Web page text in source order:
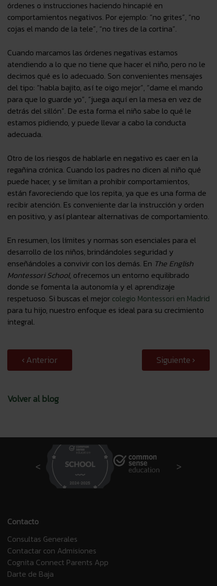
órdenes o instrucciones haciendo hincapié en
comportamientos negativos. Por ejemplo: “no grites”, “no
cojas el mando de la tele”, “no tires de la cortina”.
Cuando marcamos las órdenes negativas estamos
atendiendo a lo que no tiene que hacer el niño, pero no le
decimos qué es lo adecuado. Son convenientes mensajes
del tipo: “habla bajito, así te oigo mejor”, “dame el mando
para que lo guarde yo”, “juega aquí en la mesa en vez de
detrás del sillón”. De esta forma el niño sabe lo qué le
estamos pidiendo, y puede llevar a cabo la conducta
adecuada.
Otro de los riesgos de hablarle en negativo es caer en la
regañina crónica. Cuando los padres no dicen al niño qué
puede hacer, y se limitan a prohibir comportamientos,
están favoreciendo que los repita, ya que es una forma de
recibir atención. Es conveniente dar la instrucción y orden
en positivo, y así plantear alternativas de comportamiento.
En resumen, los límites y normas son esenciales para el
desarrollo de los niños, brindándoles seguridad y
enseñándoles a convivir con los demás. En The English
Montessori School, ofrecemos un entorno equilibrado
donde se fomenta la autonomía y el aprendizaje
respetuoso. Si buscas el mejor colegio Montessori en Madrid
para tu hijo, nuestro enfoque es ideal para su crecimiento
integral.
Anterior Siguiente
Volver al blog
Contacto
Consultas Generales
Contactar con Admisiones
Cognita Connect Parents App
Darte de Baja